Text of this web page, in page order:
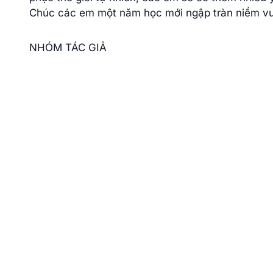
Chúc các em một năm học mới ngập tràn niềm
NHÓM TÁC GIẢ